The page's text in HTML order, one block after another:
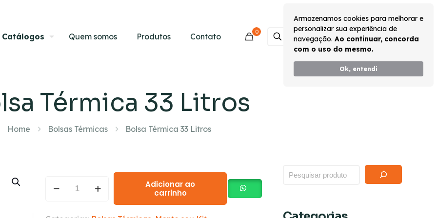
Armazenamos cookies para melhorar e
personalizar sua experiência de
navegação. Ao continuar, concorda
com o uso do mesmo.
Ok, entendi
Catálogos Quem somos Produtos Contato 0 Monte seu Kit
Térmica 33 Litros
Home Bolsas Térmicas Bolsa Térmica 33 Litros
Adicionar ao
carrinho